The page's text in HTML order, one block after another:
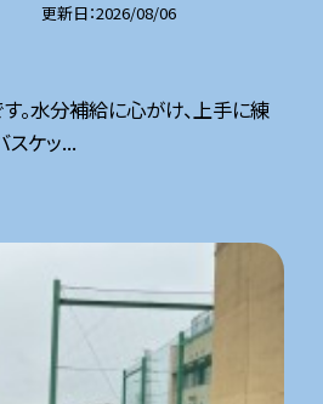
更新日 2026/08/06
。水分補給に心がけ、上手に練
スケッ...